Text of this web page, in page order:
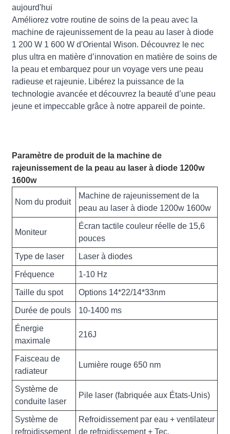
aujourd'hui
Améliorez votre routine de soins de la peau avec la
machine de rajeunissement de la peau au laser à diode
1 200 W 1 600 W d'Oriental Wison. Découvrez le nec
plus ultra en matière d’innovation en matière de soins de
la peau et embarquez pour un voyage vers une peau
radieuse et rajeunie. Libérez la puissance de la
technologie avancée et découvrez la beauté d’une peau
jeune et impeccable grâce à notre appareil de pointe.
Paramètre de produit de la machine de
rajeunissement de la peau au laser à diode 1200w
1600w
Nom du produit
Machine de rajeunissement de la
peau au laser à diode 1200w 1600w
Moniteur
Écran tactile couleur réelle de 15,6
pouces
Type de laser Laser à diodes
Fréquence 1-10 Hz
Taille du spot Options 14*22/14*33nm
Durée de pouls 10-1400 ms
Énergie
maximale
216J
Faisceau de
radiateur
Lumière rouge 650 nm
Système de
conduite laser
Pile laser (fabriquée aux États-Unis)
Système de
refroidissement
Refroidissement par eau + ventilateur
de refroidissement + Tec.